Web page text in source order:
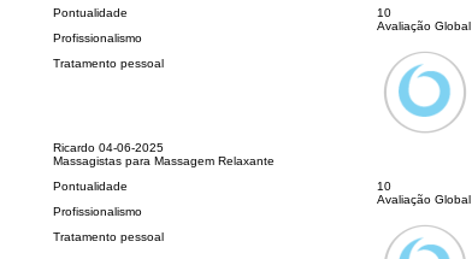
Pontualidade
Profissionalismo
Tratamento pessoal
10
Avaliação Global
Ricardo 04-06-2025
Massagistas para Massagem Relaxante
Pontualidade
Profissionalismo
Tratamento pessoal
10
Avaliação Global